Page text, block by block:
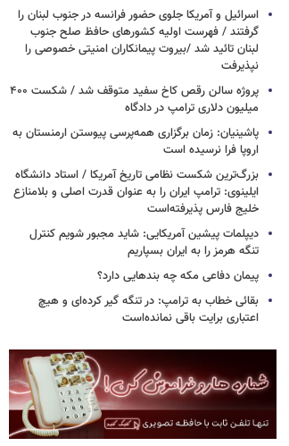
اسرائیل و آمریکا جلوی حضور فرانسه در جنوب لبنان را
گرفتند / فهرست اولیه کشورهای حافظ صلح جنوب
لبنان تائید شد /بیروت پیمانکاران امنیتی خصوصی را
نپذیرفت
پروژه سالن رقص کاخ سفید متوقف شد / شکست ۴۰۰
میلیون دلاری ترامپ در دادگاه
پاشینیان: زمان برگزاری همه‌پرسی پیوستن ارمنستان به
اروپا فرا نرسیده است
بزرگ‌ترین شکست نظامی تاریخ آمریکا / استاد دانشگاه
ایلینوی: ترامپ ایران را به عنوان قدرت اصلی و بلامنازع
خلیج فارس پذیرفته‌است
دیپلمات پیشین آمریکایی: شاید مجبور شویم کنترل
تنگه هرمز را به ایران بسپاریم
پیمان دفاعی مکه چه بندهایی دارد؟
بقائی خطاب به ترامپ: در تنگه گیر کرده‌ای و هیچ
اعتباری برایت باقی نمانده‌است